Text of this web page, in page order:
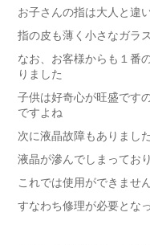
お子さんの指は大人と違
指の皮も薄く小さなガラ
なお、お客様からも１番
りました
子供は好奇心が旺盛です
ですよね
次に液晶故障もありました
液晶が滲んでしまってお
これでは使用ができませ
すなわち修理が必要とな